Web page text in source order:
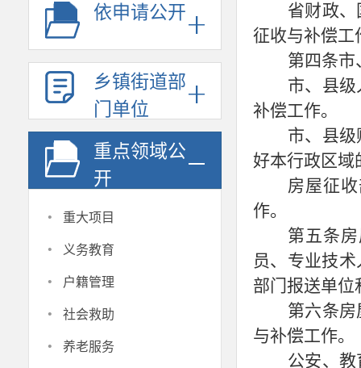
依申请公开
乡镇街道部
门单位
重点领域公
开
· 重大项目
· 义务教育
· 户籍管理
· 社会救助
· 养老服务
省财政
征收与补偿工
第四条市
市、县
补偿工作。
市、县
好本行政区域
房屋征
作。
第五条
员、专业技
部门报送单位
第六条
与补偿工作。
公安、